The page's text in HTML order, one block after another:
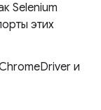
Selenium
этих
и